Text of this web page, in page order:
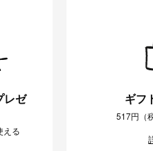
レゼ
える
ギフ
517円（